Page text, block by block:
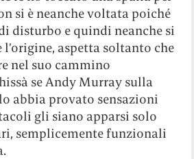
si è neanche voltata poiché
disturbo e quindi neanche si
aspetta soltanto che
nel suo cammino
se Andy Murray sulla
abbia provato sensazioni
gli siano apparsi solo
semplicemente funzionali